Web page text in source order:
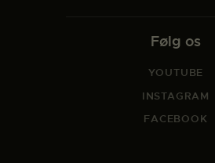
Følg os
YOUTUBE
INSTAGRAM
FACEBOOK